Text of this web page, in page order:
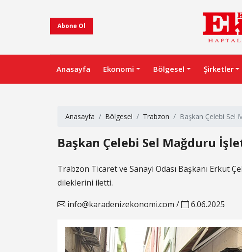
Abone Ol
Anasayfa Ekonomi Bölgesel Şirketler
Anasayfa Bölgesel Trabzon Başkan Çelebi Sel
Başkan Çelebi Sel Mağduru
Trabzon Ticaret ve Sanayi Odası Başkanı Erkut
dileklerini iletti.
info@karadenizekonomi.com / 6.06.2025